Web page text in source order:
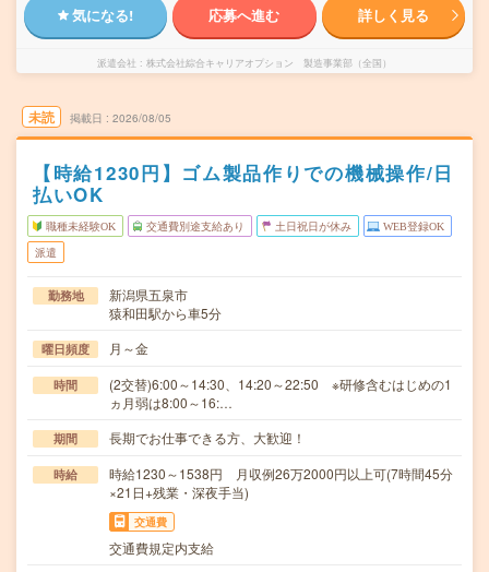
気になる! 応募へ進む 詳しく見る
派遣会社 株式会社綜合キャリアオプション 製造事業部（全国）
未読 掲載日 2026/08/05
【時給1230円】ゴム製品作りでの機械操作/日
払いOK
職種未経験OK 交通費別途支給あり 土日祝日が休み WEB登録OK
派遣
勤務地
新潟県五泉市
猿和田駅から車5分
曜日頻度 月～金
時間
(2交替)6:00～14:30、14:20～22:50 ※研修含むはじめの1
ヵ月弱は8:00～16:…
期間 長期でお仕事できる方、大歓迎！
時給
時給1230～1538円 月収例26万2000円以上可(7時間45分
×21日+残業・深夜手当)
交通費
交通費規定内支給